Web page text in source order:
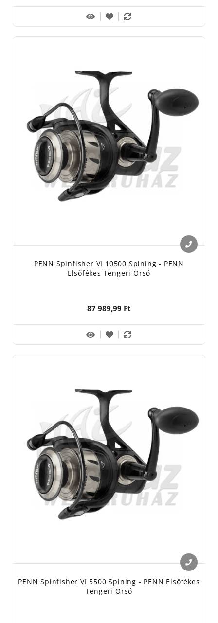
PENN Spinfisher VI 10500 Spining - PENN
Elsőfékes Tengeri Orsó
87 989,99 Ft
PENN Spinfisher VI 5500 Spining - PENN Elsőfékes
Tengeri Orsó